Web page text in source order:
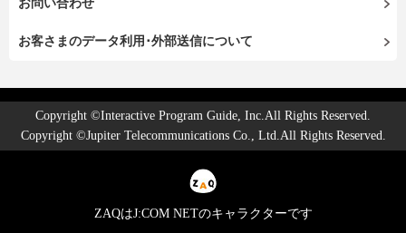
お問い合わせ
お客さまのデータ利用･外部送信について
Copyright ©Interactive Program Guide, Inc.All Rights Reserved.
Copyright ©Jupiter Telecommunications Co., Ltd.All Rights Reserved.
ZAQはJ:COM NETのキャラクターです